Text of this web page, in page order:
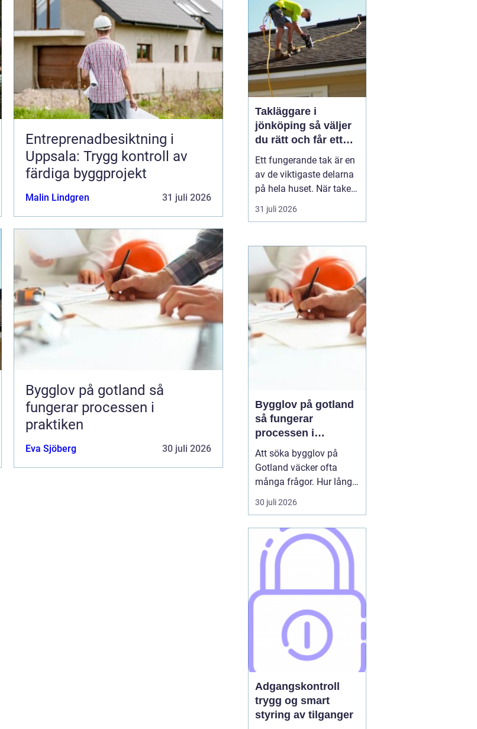
Entreprenadbesiktning i
Uppsala: Trygg kontroll av
färdiga byggprojekt
Malin Lindgren 31 juli 2026
Bygglov på gotland så
fungerar processen i
praktiken
Eva Sjöberg 30 juli 2026
Genom en strukturerad
genomgån...
Takläggare i
jönköping så väljer
du rätt och får ett
tak som håller
Ett fungerande tak är en
av de viktigaste delarna
på hela huset. När taket
börjar bli slitet påverkar
det både tryggheten,
värdet på huset. Därför
blir valet
av takläggare i
Jönköping avg...
31 juli 2026
Bygglov på gotland
så fungerar
processen i
praktiken
Att söka bygglov på
Gotland väcker ofta
många frågor. Hur lång
tid tar det? Vilka
handlingar behövs? Och
nära havet eller i Visbys
känsliga kulturmiljö? För
den som sällan har
kan bygglovsregler
kännas både ...
30 juli 2026
Adgangskontroll
trygg og smart
styring av tilganger